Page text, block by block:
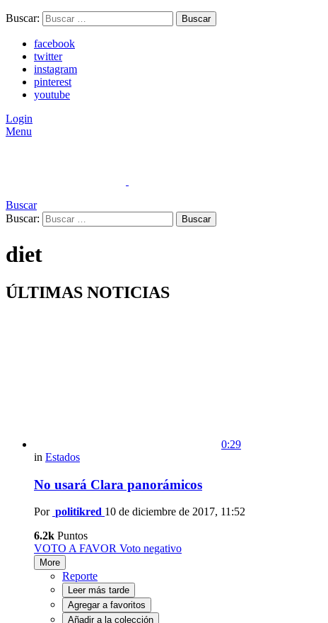
Buscar: Buscar
facebook
twitter
instagram
pinterest
youtube
Login
Menu
Buscar
Buscar:
Buscar
diet
ÚLTIMAS NOTICIAS
0:29
in Estados
No usará Clara panorámicos
Por politikred 10 de diciembre de 2017, 11:52
6.2k Puntos
VOTO A FAVOR Voto negativo
More
Reporte
Leer más tarde
Agregar a favoritos
Añadir a la colección